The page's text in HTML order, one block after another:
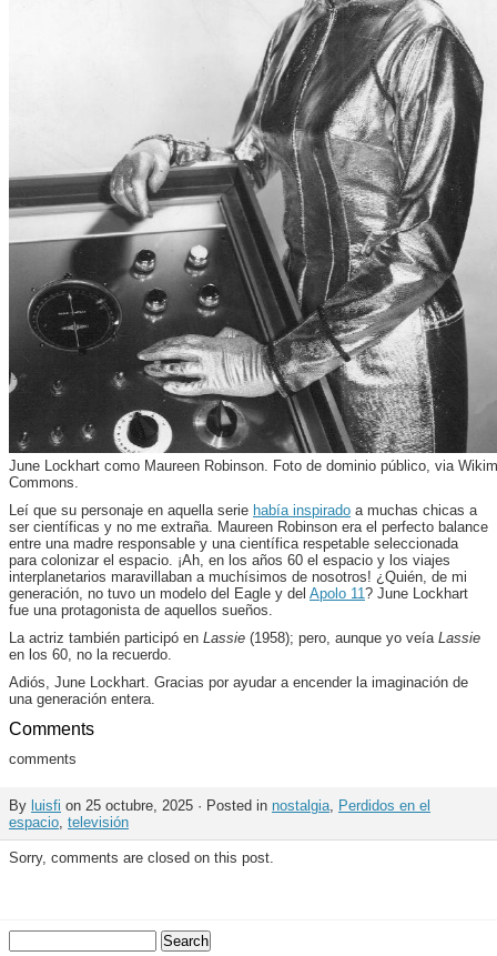
June Lockhart como Maureen Robinson. Foto de dominio público, via
Commons.
Leí que su personaje en aquella serie había inspirado a muchas chicas a
ser científicas y no me extraña. Maureen Robinson era el perfecto balance
entre una madre responsable y una científica respetable seleccionada
para colonizar el espacio. ¡Ah, en los años 60 el espacio y los viajes
interplanetarios maravillaban a muchísimos de nosotros! ¿Quién, de mi
generación, no tuvo un modelo del Eagle y del Apolo 11? June Lockhart
fue una protagonista de aquellos sueños.
La actriz también participó en Lassie (1958); pero, aunque yo veía Lassie
en los 60, no la recuerdo.
Adiós, June Lockhart. Gracias por ayudar a encender la imaginación de
una generación entera.
Comments
comments
By luisfi on 25 octubre, 2025 · Posted in nostalgia Perdidos en el
espacio televisión
Sorry, comments are closed on this post.